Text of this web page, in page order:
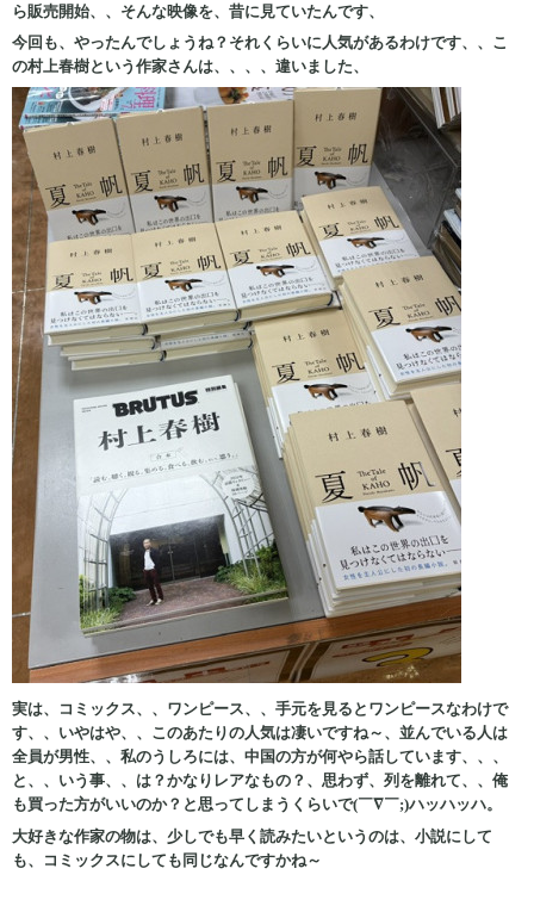
ら販売開始、、そんな映像を、昔に見ていたんです、
今回も、やったんでしょうね？それくらいに人気があるわけです、、こ
の村上春樹という作家さんは、、、、違いました、
実は、コミックス、、ワンピース、、手元を見るとワンピースなわけで
す、、いやはや、、このあたりの人気は凄いですね～、並んでいる人は
全員が男性、、私のうしろには、中国の方が何やら話しています、、、
と、、いう事、、は？かなりレアなもの？、思わず、列を離れて、、俺
も買った方がいいのか？と思ってしまうくらいで(￣∇￣;)ハッハッハ。
大好きな作家の物は、少しでも早く読みたいというのは、小説にして
も、コミックスにしても同じなんですかね～